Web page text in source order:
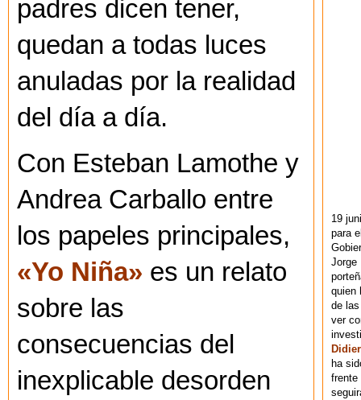
padres dicen tener,
quedan a todas luces
anuladas por la realidad
del día a día.
Con Esteban Lamothe y
Andrea Carballo entre
los papeles principales,
«Yo Niña» es un relato
sobre las
consecuencias del
inexplicable desorden
19
para
Jorge
quien
de
ver
Didier
ha
frente